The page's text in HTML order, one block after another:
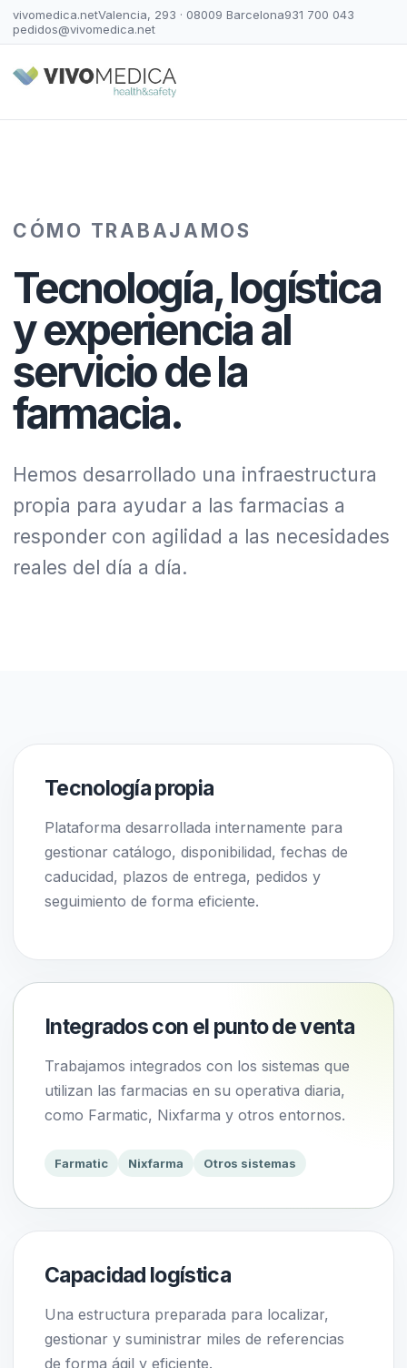
vivomedica.netValencia, 293 · 08009 Barcelona931 700 043
pedidos@vivomedica.net
CÓMO TRABAJAMOS
Tecnología, logística
y experiencia al
servicio de la
farmacia.
Hemos desarrollado una infraestructura
propia para ayudar a las farmacias a
responder con agilidad a las necesidades
reales del día a día.
Tecnología propia
Plataforma desarrollada internamente para
gestionar catálogo, disponibilidad, fechas de
caducidad, plazos de entrega, pedidos y
seguimiento de forma eficiente.
Integrados con el punto de venta
Trabajamos integrados con los sistemas que
utilizan las farmacias en su operativa diaria,
como Farmatic, Nixfarma y otros entornos.
Farmatic Nixfarma Otros sistemas
Capacidad logística
Una estructura preparada para localizar,
gestionar y suministrar miles de referencias
de forma ágil y eficiente.